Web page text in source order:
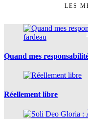
LES
Quand mes
Réellement libre